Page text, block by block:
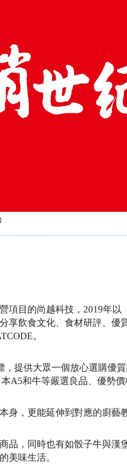
項目的尚越科技，2019年以
享飲食文化、食材研評、優
。
提供大眾一個放心選購優
A5和牛等嚴選良品、優勢價
身，更能延伸到對應的廚藝
品，同時也有如骰子牛與漢
美味生活。